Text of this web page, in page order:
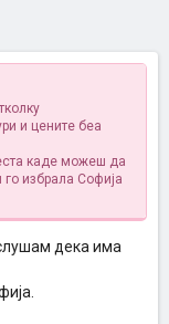
и цените беа
каде можеш да
го избрала Софија
дека има